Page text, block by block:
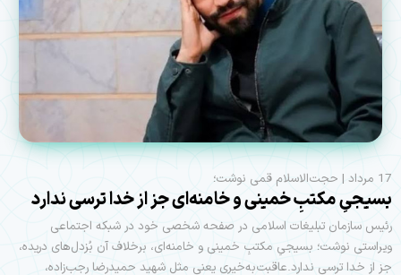
17 مرداد | حجت‌الاسلام قمی نوشت؛
بسیجیِ مکتبِ خمینی و خامنه‌ای جز از خدا ترسی ندارد
رئیس سازمان تبلیغات اسلامی در صفحه شخصی خود در شبکه اجتماعی
ویراستی نوشت؛ بسیجیِ مکتبِ خمینی و خامنه‌ای، برخلاف آن بُزدل‌های دریده،
جز از خدا ترسی ندارد.عاقبت‌به‌خیری یعنی مثل شهید حمیدرضا رجب‌زاده،